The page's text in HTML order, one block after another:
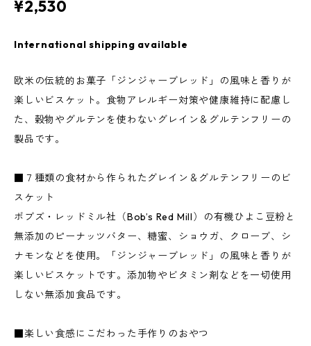
¥2,530
International shipping available
欧米の伝統的お菓子「ジンジャーブレッド」の風味と香りが
楽しいビスケット。食物アレルギー対策や健康維持に配慮し
た、穀物やグルテンを使わないグレイン＆グルテンフリーの
製品です。
■７種類の食材から作られたグレイン＆グルテンフリーのビ
スケット
ボブズ・レッドミル社（Bob’s Red Mill）の有機ひよこ豆粉と
無添加のピーナッツバター、糖蜜、ショウガ、クローブ、シ
ナモンなどを使用。「ジンジャーブレッド」の風味と香りが
楽しいビスケットです。添加物やビタミン剤などを一切使用
しない無添加食品です。
■楽しい食感にこだわった手作りのおやつ